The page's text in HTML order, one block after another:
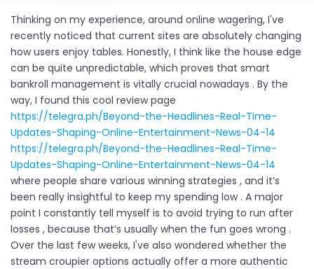
Thinking on my experience, around online wagering, I've
recently noticed that current sites are absolutely changing
how users enjoy tables. Honestly, I think like the house edge
can be quite unpredictable, which proves that smart
bankroll management is vitally crucial nowadays . By the
way, I found this cool review page
https://telegra.ph/Beyond-the-Headlines-Real-Time-
Updates-Shaping-Online-Entertainment-News-04-14
https://telegra.ph/Beyond-the-Headlines-Real-Time-
Updates-Shaping-Online-Entertainment-News-04-14
where people share various winning strategies , and it’s
been really insightful to keep my spending low . A major
point I constantly tell myself is to avoid trying to run after
losses , because that’s usually when the fun goes wrong .
Over the last few weeks, I've also wondered whether the
stream croupier options actually offer a more authentic